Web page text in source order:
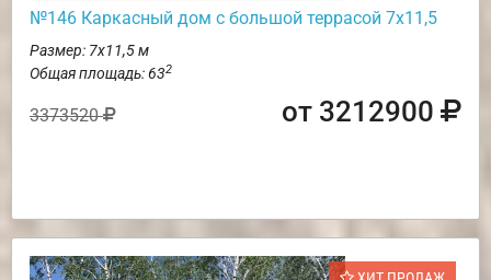
№146 Каркасный дом с большой террасой 7х11,5
Размер: 7х11,5 м
Общая площадь: 632
3373520 от 3212900